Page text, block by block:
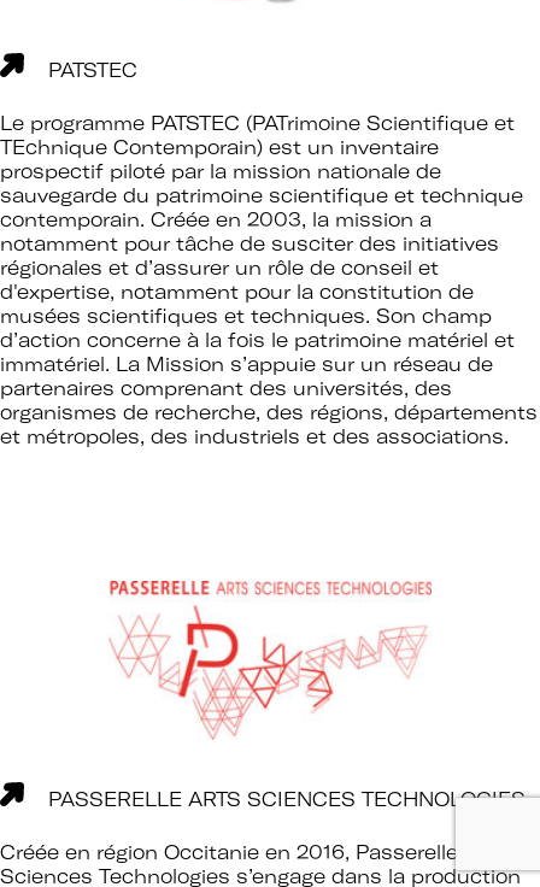
PATSTEC
Le programme PATSTEC (PATrimoine Scientifique et
TEchnique Contemporain) est un inventaire
prospectif piloté par la mission nationale de
sauvegarde du patrimoine scientifique et technique
contemporain. Créée en 2003, la mission a
notamment pour tâche de susciter des initiatives
régionales et d’assurer un rôle de conseil et
d'expertise, notamment pour la constitution de
musées scientifiques et techniques. Son champ
d’action concerne à la fois le patrimoine matériel et
immatériel. La Mission s’appuie sur un réseau de
partenaires comprenant des universités, des
organismes de recherche, des régions, départements
et métropoles, des industriels et des associations.
PASSERELLE ARTS SCIENCES TECHNOLOGIES
Créée en région Occitanie en 2016, Passerelle Arts
Sciences Technologies s’engage dans la production